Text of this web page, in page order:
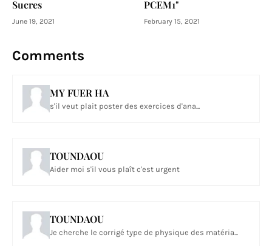
Sucres
June 19, 2021
PCEM1"
February 15, 2021
Comments
MY FUER HA
s'il veut plait poster des exercices d'ana...
TOUNDAOU
Aider moi s'il vous plaît c'est urgent
TOUNDAOU
Je cherche le corrigé type de physique des matéria...